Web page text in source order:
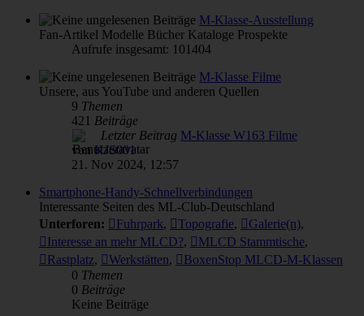
M-Klasse-Ausstellung
Fan-Artikel Modelle Bücher Kataloge Prospekte
Aufrufe insgesamt: 101404
M-Klasse Filme
Unsere, aus YouTube und anderen Quellen
9 Themen
421 Beiträge
Letzter Beitrag M-Klasse W163 Filme
vonKJS001
21. Nov 2024, 12:57
Smartphone-Handy-Schnellverbindungen
Interessante Seiten des ML-Club-Deutschland
Unterforen:
Fuhrpark, Topografie, Galerie(n),
Interesse an mehr MLCD?, MLCD Stammtische,
Rastplatz, Werkstätten,
BoxenStop MLCD-M-Klassen
0 Themen
0 Beiträge
Keine Beiträge